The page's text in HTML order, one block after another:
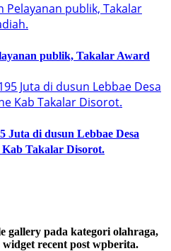
publik, Takalar Award
Juta di dusun Lebbae Desa
Kab Takalar Disorot.
gallery pada kategori olahraga,
recent post wpberita.